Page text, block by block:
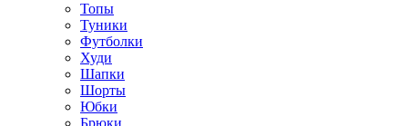
Топы
Туники
Футболки
Худи
Шапки
Шорты
Юбки
Брюки